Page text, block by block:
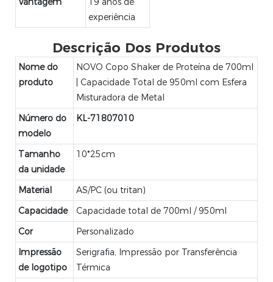
experiência
Descrição Dos Produtos
Nome do
produto
NOVO Copo Shaker de Proteína de 700ml
| Capacidade Total de 950ml com Esfera
Misturadora de Metal
Número do
modelo
KL-71807010
Tamanho
da unidade
10*25cm
Material
AS/PC (ou tritan)
Capacidade
Capacidade total de 700ml / 950ml
Cor
Personalizado
Impressão
de logotipo
Serigrafia, Impressão por Transferência
Térmica